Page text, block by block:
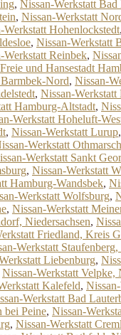
, Nissan-Werkstatt Bad
, Nissan-Werkstatt
Werkstatt Hohenlockstedt,
, Nissan-Werkstatt
Werkstatt Reinbek,
und Hansestadt
Nord, Nissan-
, Nissan-Werkstatt
Hamburg-Altstadt,
Werkstatt Hoheluft-
, Nissan-Werkstatt Lurup,
Werkstatt
Werkstatt Sankt
, Nissan-Werkstatt
Hamburg-Wandsbek,
Werkstatt Wolfsburg,
, Nissan-Werkstatt
Niedersachsen,
Friedland, Kreis
Werkstatt Staufenberg,
Liebenburg,
Nissan-Werkstatt Velpke,
Kalefeld,
Werkstatt Bad
bei Peine, Nissan-
, Nissan-Werkstatt